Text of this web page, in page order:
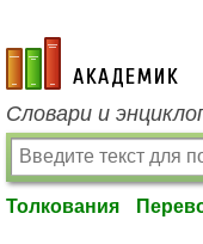
academic.ru
Словари и
Толкования